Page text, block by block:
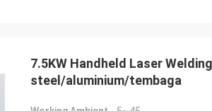
7.5KW Handheld Laser
steel/aluminium/tembaga